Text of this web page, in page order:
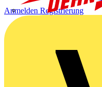
Anmelden Registrierung